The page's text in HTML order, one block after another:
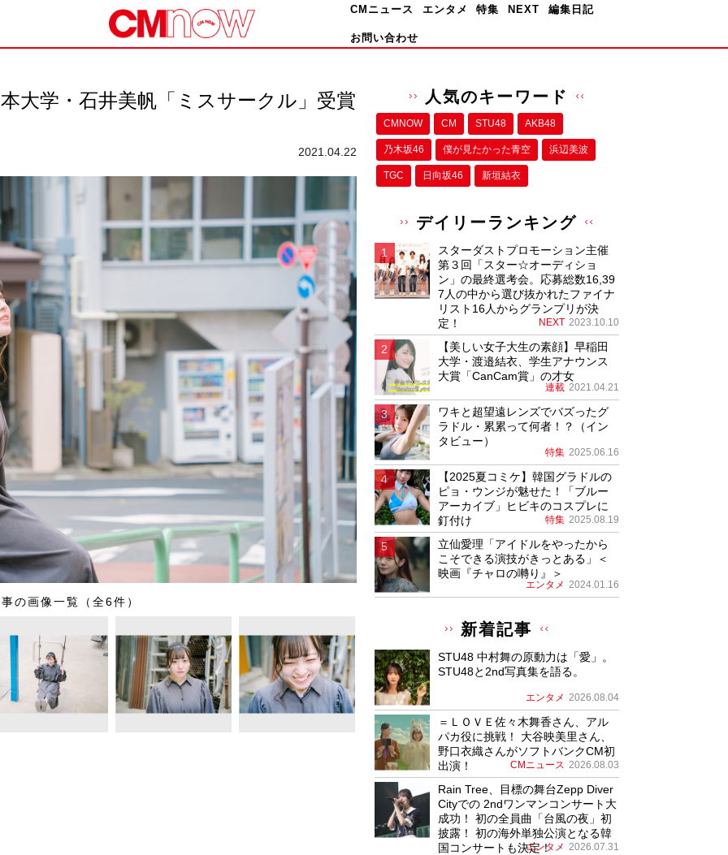
CMニュース エンタメ 特集 NEXT 編集日記
お問い合わせ
大学・石井美帆「ミスサークル」受賞
2021.04.22
の画像一覧（全6件）
人気のキーワード
CMNOW CM STU48 AKB48
乃木坂46 僕が⾒たかった⻘空 浜辺美波
TGC 日向坂46 新垣結衣
デイリーランキング
スターダストプロモーション主催
第３回「スター☆オーディショ
ン」の最終選考会。応募総数16,39
7人の中から選び抜かれたファイナ
リスト16人からグランプリが決
定！
NEXT 2023.10.10
【美しい女子大生の素顔】早稲田
大学・渡邉結衣、学生アナウンス
大賞「CanCam賞」の才女
連載 2021.04.21
ワキと超望遠レンズでバズったグ
ラドル・累累って何者！？（イン
タビュー）
特集 2025.06.16
【2025夏コミケ】韓国グラドルの
ピョ・ウンジが魅せた！「ブルー
アーカイブ」ヒビキのコスプレに
釘付け
特集 2025.08.19
立仙愛理「アイドルをやったから
こそできる演技がきっとある」＜
映画『チャロの囀り』＞
エンタメ 2024.01.16
新着記事
STU48 中村舞の原動力は「愛」。
STU48と2nd写真集を語る。
エンタメ 2026.08.04
＝ＬＯＶＥ佐々木舞香さん、アル
パカ役に挑戦！ 大谷映美里さん、
野口衣織さんがソフトバンクCM初
出演！
CMニュース 2026.08.03
Rain Tree、目標の舞台Zepp Diver
Cityでの 2ndワンマンコンサート大
成功！ 初の全員曲「台風の夜」初
披露！ 初の海外単独公演となる韓
国コンサートも決定！
エンタメ 2026.07.31